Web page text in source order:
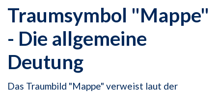
Traumsymbol "Mappe"
- Die allgemeine
Deutung
Das Traumbild "Mappe" verweist laut der